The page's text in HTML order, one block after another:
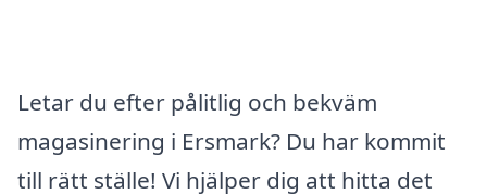
Letar du efter pålitlig och bekväm
magasinering i Ersmark? Du har kommit
till rätt ställe! Vi hjälper dig att hitta det